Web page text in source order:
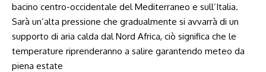
bacino centro-occidentale del Mediterraneo e sull’Italia.
Sarà un’alta pressione che gradualmente si avvarrà di un
supporto di aria calda dal Nord Africa, ciò significa che le
temperature riprenderanno a salire garantendo meteo da
piena estate